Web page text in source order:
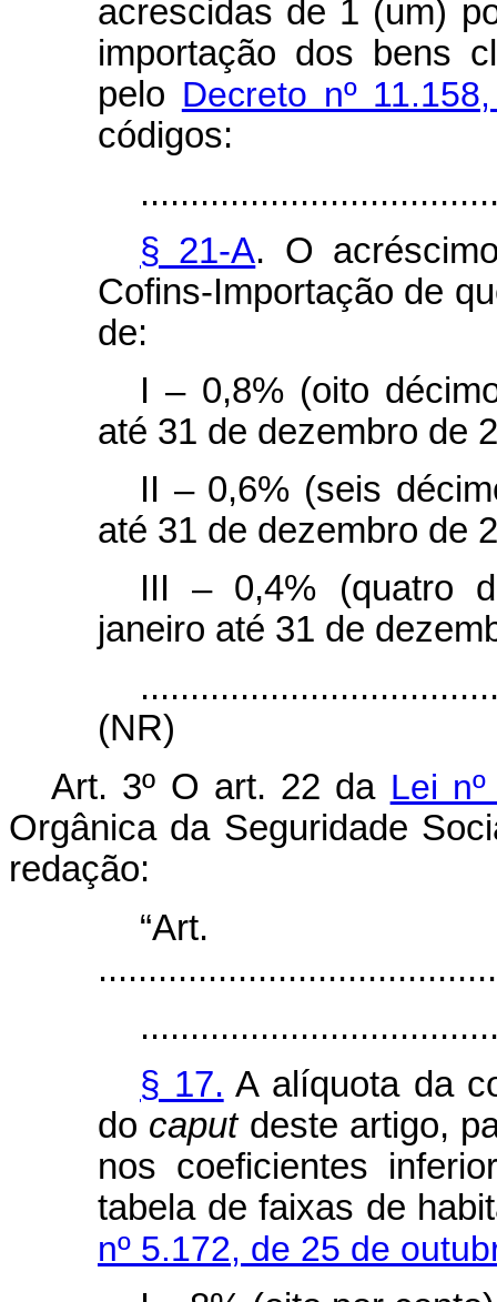
acrescidas de 1 (um)
importação dos bens
pelo Decreto nº
códigos:
§ 21-A. O
Cofins-Importação de
de:
I – 0,8% (oito
até 31 de dezembro de
II – 0,6% (seis
até 31 de dezembro de
III – 0,4% (quatro
janeiro até 31 de
(NR)
Art. 3º O art. 22 da Lei
Orgânica da Seguridade
redação:
§ 17. A alíquota da
do caputdeste artigo,
nos coeficientes
tabela de faixas de
nº 5.172, de 25 de